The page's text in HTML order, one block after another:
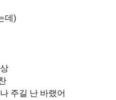
데)
주길 난 바랬어